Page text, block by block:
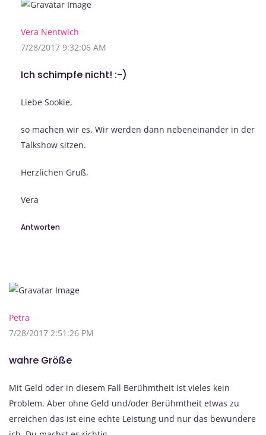
Vera Nentwich
7/28/2017 9:32:06 AM
Ich schimpfe nicht! :-)
Liebe Sookie,
so machen wir es. Wir werden dann nebeneinander in der
Talkshow sitzen.
Herzlichen Gruß,
Vera
Antworten
Petra
7/28/2017 2:51:26 PM
wahre Größe
Mit Geld oder in diesem Fall Berühmtheit ist vieles kein
Problem. Aber ohne Geld und/oder Berühmtheit etwas zu
erreichen das ist eine echte Leistung und nur das bewundere